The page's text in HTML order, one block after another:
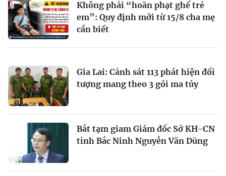
Không phải “hoãn phạt ghế trẻ
em”: Quy định mới từ 15/8 cha mẹ
cần biết
Gia Lai: Cảnh sát 113 phát hiện đối
tượng mang theo 3 gói ma túy
Bắt tạm giam Giám đốc Sở KH-CN
tỉnh Bắc Ninh Nguyễn Văn Dũng